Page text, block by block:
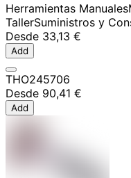
Herramientas Manuales
TallerSuministros y
Desde 33,13 €
Add
THO245706
Desde 90,41 €
Add